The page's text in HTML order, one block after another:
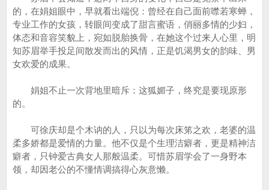
的，在娟姐眼中，早就看出端倪：曾经在自己面前噤若寒蝉，
专业工作的女孩，转眼间变成了甜言蜜语，俏丽多情的少妇，
体态和音容笑貌上，宛如脱胎换骨，在她这个过来人心里，明
知苏眉举手投足间散发而出的风情，正是饥渴男女的韵味、男
女欢爱的成果。
娟姐不止一次背地里暗斥：这狐媚子，终究是要现原形
的。
可徐庆却是个木讷的人，只以为每次床笫之欢，老婆的温
柔多娇都是爱情的力量。他不仅是个生理洁癖者，更是精神洁
癖者，只钟爱古典女人那般温柔。可惜苏眉学会了一身野本
领，却因老公的不懂情调搞得心灰意懒。